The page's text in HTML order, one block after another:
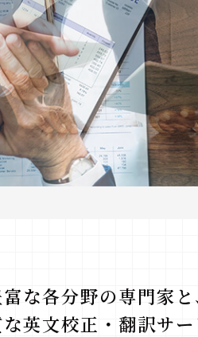
な各分野の専門家
英文校正・翻訳サ